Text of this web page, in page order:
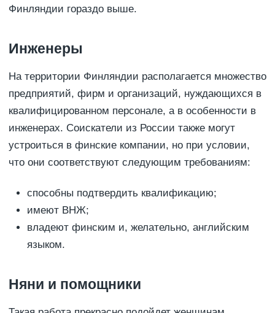
Финляндии гораздо выше.
Инженеры
На территории Финляндии располагается множество
предприятий, фирм и организаций, нуждающихся в
квалифицированном персонале, а в особенности в
инженерах. Соискатели из России также могут
устроиться в финские компании, но при условии,
что они соответствуют следующим требованиям:
способны подтвердить квалификацию;
имеют ВНЖ;
владеют финским и, желательно, английским
языком.
Няни и помощники